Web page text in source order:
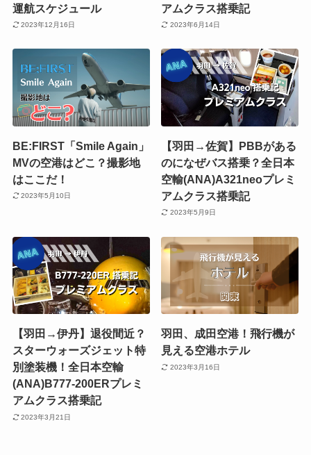
運航スケジュール
2023年12月16日
アムクラス搭乗記
2023年6月14日
BE:FIRST「Smile Again」
MVの空港はどこ？撮影地
はここだ！
2023年5月10日
【羽田→佐賀】PBBがある
のになぜバス搭乗？全日本
空輸(ANA)A321neoプレミ
アムクラス搭乗記
2023年5月9日
【羽田→伊丹】退役間近？
スターウォーズジェット特
別塗装機！全日本空輸
(ANA)B777-200ERプレミ
アムクラス搭乗記
2023年3月21日
羽田、成田空港！飛行機が
見える空港ホテル
2023年3月16日